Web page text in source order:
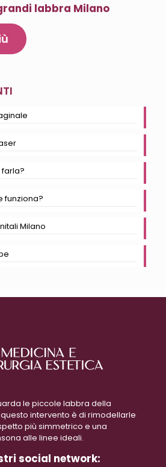
labbra Milano
funziona?
Milano
le piccole labbra della
intervento è di rimodellarle
più simmetrico e una
alle linee ideali.
social network: